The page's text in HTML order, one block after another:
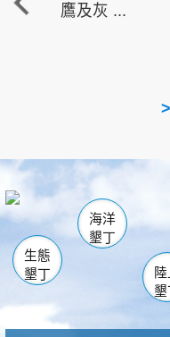
鷹及灰 ...
海生館
恆春
龍鑾潭自然
瓊麻館
關山
白砂
生態
墾丁
海洋
墾丁
陸
墾